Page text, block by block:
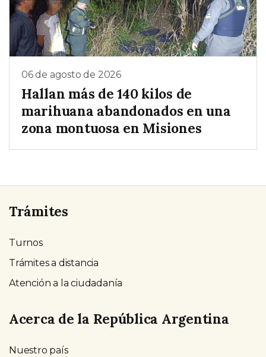
06 de agosto de 2026
Hallan más de 140 kilos de
marihuana abandonados en una
zona montuosa en Misiones
Trámites
Turnos
Trámites a distancia
Atención a la ciudadanía
Acerca de la República Argentina
Nuestro país